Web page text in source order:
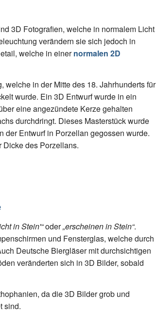
3D Fotografien, welche in normalem Licht
verändern sie sich jedoch in
welche in einernormalen 2D
in der Mitte des 18. Jahrhunderts für
wurde. Ein 3D Entwurf wurde in ein
eine angezündete Kerze gehalten
durchdringt. Dieses Masterstück wurde
der Entwurf in Porzellan gegossen wurde.
Dicke des Porzellans.
in Stein'“oder„erscheinen in Stein“.
und Fensterglas, welche durch
Deutsche Biergläser mit durchsichtigen
veränderten sich in 3D Bilder, sobald
da die 3D Bilder grob und
sind.